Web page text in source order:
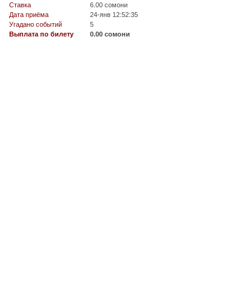
Ставка
6.00 сомони
Дата приёма
24-янв 12:52:35
Угадано событий
5
Выплата по билету
0.00 сомони